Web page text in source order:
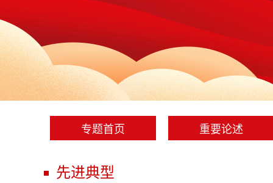
专题首页 重要论述
先进典型